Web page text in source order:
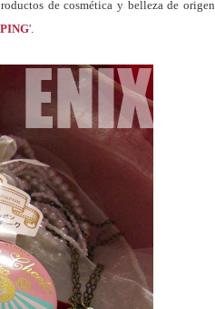
de cosmética y belleza de origen
'.